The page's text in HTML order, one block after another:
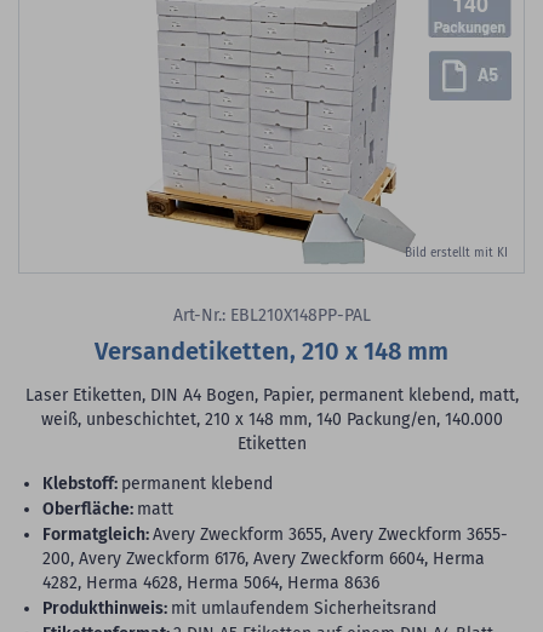
Bild erstellt mit KI
Art-Nr.: EBL210X148PP-PAL
Versandetiketten, 210 x 148 mm
Laser Etiketten, DIN A4 Bogen, Papier, permanent klebend, matt,
weiß, unbeschichtet, 210 x 148 mm, 140 Packung/en, 140.000
Etiketten
Klebstoff: permanent klebend
Oberfläche: matt
Formatgleich:Avery Zweckform 3655, Avery Zweckform 3655-
200, Avery Zweckform 6176, Avery Zweckform 6604, Herma
4282, Herma 4628, Herma 5064, Herma 8636
Produkthinweis: mit umlaufendem Sicherheitsrand